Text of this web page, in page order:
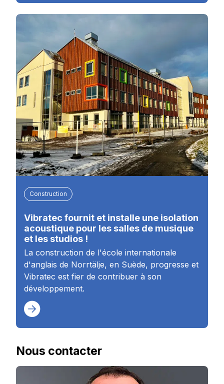
Construction
Vibratec fournit et installe une isolation
acoustique pour les salles de musique
et les studios !
La construction de l'école internationale
d'anglais de Norrtälje, en Suède, progresse et
Vibratec est fier de contribuer à son
développement.
Nous contacter